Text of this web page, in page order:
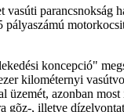
koncepció"
kilométernyi
azonban
, illetve